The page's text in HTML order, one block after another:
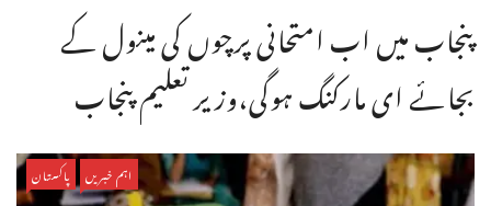
پنجاب میں اب امتحانی پرچوں کی مینول کے
بجائے ای مارکنگ ہوگی،وزیر تعلیم پنجاب
اہم خبریں پاکستان